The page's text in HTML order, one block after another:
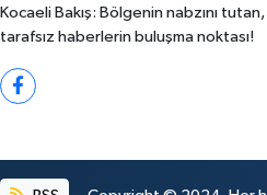
Kocaeli Bakış: Bölgenin nabzını
tarafsız haberlerin buluşma noktası!